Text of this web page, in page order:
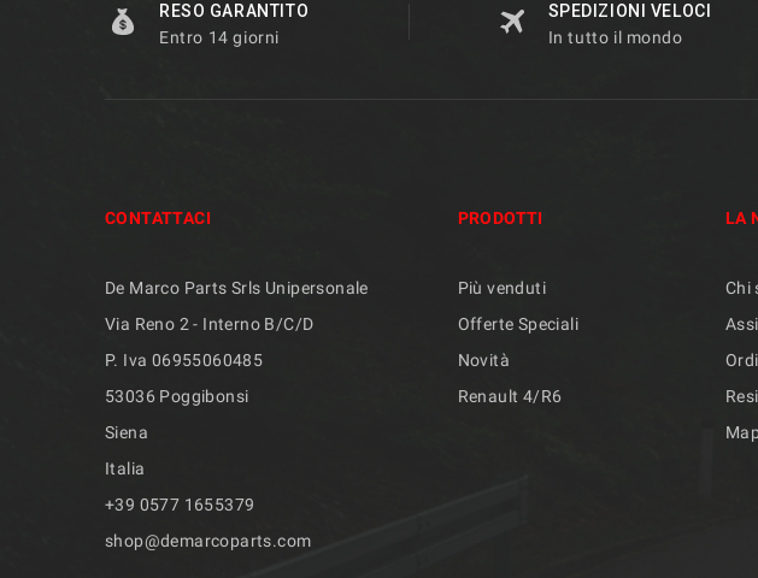
RESO GARANTITO
Entro 14 giorni
SPEDIZIONI VELOCI
In tutto il mondo
CONTATTACI
De Marco Parts Srls Unipersonale
Via Reno 2 - Interno B/C/D
P. Iva 06955060485
53036 Poggibonsi
Siena
Italia
+39 ​​0577 1655379
shop@demarcoparts.com
PRODOTTI
Più venduti
Offerte Speciali
Novità
Renault 4/R6
LA
Chi